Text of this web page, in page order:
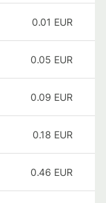
0.01 EUR
0.05 EUR
0.09 EUR
0.18 EUR
0.46 EUR